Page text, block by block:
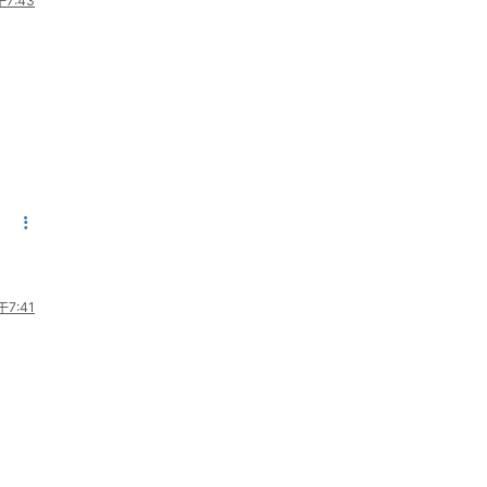
7:41